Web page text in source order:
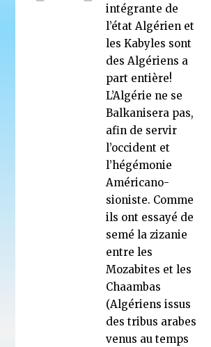
intégrante de
l’état Algérien et
les Kabyles sont
des Algériens a
part entière!
L’Algérie ne se
Balkanisera pas,
afin de servir
l’occident et
l’hégémonie
Américano-
sioniste. Comme
ils ont essayé de
semé la zizanie
entre les
Mozabites et les
Chaambas
(Algériens issus
des tribus arabes
venus au temps